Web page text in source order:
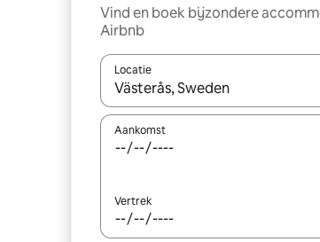
Vind en boek bijzondere
Airbnb
Locatie
Wanneer er resultaten
Aankomst
Vertrek